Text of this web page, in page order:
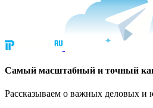
Cамый масштабный и точный
Рассказываем о важных деловых и